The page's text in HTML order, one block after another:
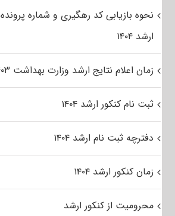
نحوه بازیابی کد رهگیری و شماره پرونده
ارشد ۱۴۰۴
زمان اعلام نتایج ارشد وزارت بهداشت ۱۴۰۳
ثبت نام کنکور ارشد ۱۴۰۴
دفترچه ثبت نام ارشد ۱۴۰۴
زمان کنکور ارشد ۱۴۰۴
محرومیت از کنکور ارشد